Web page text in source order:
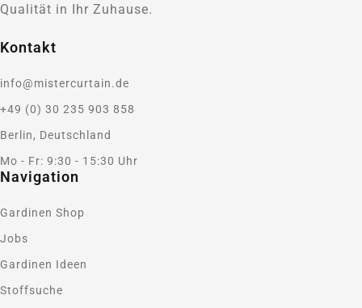
Qualität in Ihr Zuhause.
Kontakt
info@mistercurtain.de
+49 (0) 30 235 903 858
Berlin, Deutschland
Mo - Fr: 9:30 - 15:30 Uhr
Navigation
Gardinen Shop
Jobs
Gardinen Ideen
Stoffsuche